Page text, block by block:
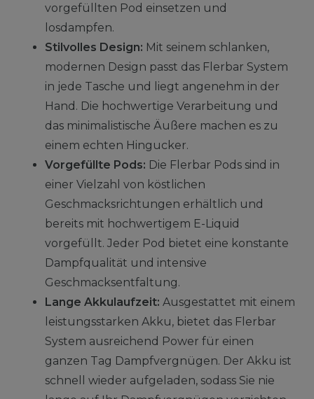
vorgefüllten Pod einsetzen und
losdampfen.
Stilvolles Design: Mit seinem schlanken,
modernen Design passt das Flerbar System
in jede Tasche und liegt angenehm in der
Hand. Die hochwertige Verarbeitung und
das minimalistische Äußere machen es zu
einem echten Hingucker.
Vorgefüllte Pods: Die Flerbar Pods sind in
einer Vielzahl von köstlichen
Geschmacksrichtungen erhältlich und
bereits mit hochwertigem E-Liquid
vorgefüllt. Jeder Pod bietet eine konstante
Dampfqualität und intensive
Geschmacksentfaltung.
Lange Akkulaufzeit: Ausgestattet mit einem
leistungsstarken Akku, bietet das Flerbar
System ausreichend Power für einen
ganzen Tag Dampfvergnügen. Der Akku ist
schnell wieder aufgeladen, sodass Sie nie